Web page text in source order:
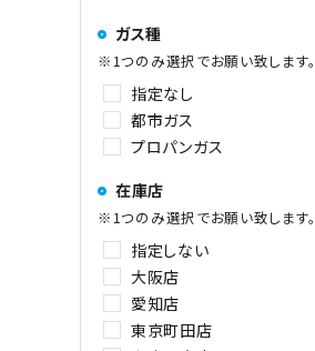
ガス種
※1つのみ選択でお願い致します。
指定なし
都市ガス
プロパンガス
在庫店
※1つのみ選択でお願い致します。
指定しない
大阪店
愛知店
東京町田店